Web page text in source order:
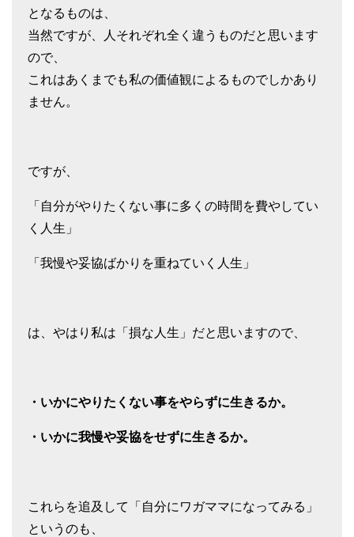
となるものは、
当然ですが、人それぞれ全く違うものだと思います
ので、
これはあくまでも私の価値観によるものでしかあり
ません。
ですが、
「自分がやりたくない事に多くの時間を費やしてい
く人生」
「我慢や妥協ばかりを重ねていく人生」
は、やはり私は「損な人生」だと思いますので、
・いかにやりたくない事をやらずに生きるか。
・いかに我慢や妥協をせずに生きるか。
これらを追及して「自分にワガママになってみる」
というのも、